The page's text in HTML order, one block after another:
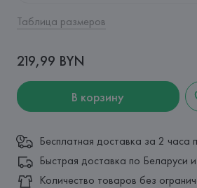
Таблица размеров
219,99 BYN
В корзину
Бесплатная доставка за 2 часа
Быстрая доставка по Беларуси
Количество товаров без